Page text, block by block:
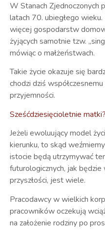
W Stanach Zjednoczonych
latach 70. ubiegłego
więcej gospodarstw
żyjących samotnie tzw.
mówiąc o małżeństwach.
Takie życie okazuje się
chodzi dziś
przyjemności.
Sześćdziesięcioletnie matki?
Jeżeli ewoluujący model
kierunku, to skąd
istocie będą utrzymywać
futurologicznych, jak
przyszłości, jest wiele.
Pracodawcy w wielkich
pracowników oczekują
na założenie rodziny po